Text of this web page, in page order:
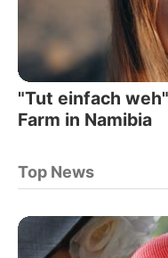
"Tut einfach
Farm in Namibia
Top News